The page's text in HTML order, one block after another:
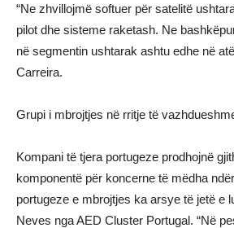
“Ne zhvillojmë softuer për satelitë
pilot dhe sisteme raketash. Ne
në segmentin ushtarak ashtu edhe në
Carreira.
Grupi i mbrojtjes në rritje të
Kompani të tjera portugeze prodhojnë
komponentë për koncerne të mëdha
portugeze e mbrojtjes ka arsye të jetë e
Neves nga AED Cluster Portugal. “Në